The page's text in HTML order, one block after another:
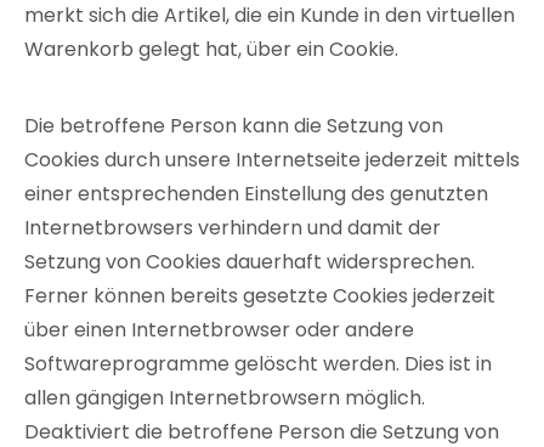
merkt sich die Artikel, die ein Kunde in den virtuellen
Warenkorb gelegt hat, über ein Cookie.
Die betroffene Person kann die Setzung von
Cookies durch unsere Internetseite jederzeit mittels
einer entsprechenden Einstellung des genutzten
Internetbrowsers verhindern und damit der
Setzung von Cookies dauerhaft widersprechen.
Ferner können bereits gesetzte Cookies jederzeit
über einen Internetbrowser oder andere
Softwareprogramme gelöscht werden. Dies ist in
allen gängigen Internetbrowsern möglich.
Deaktiviert die betroffene Person die Setzung von